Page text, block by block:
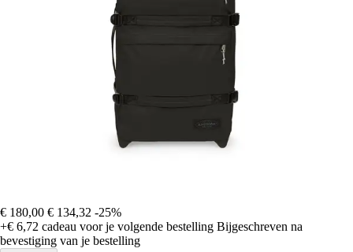
€ 180,00 € 134,32 -25%
+€ 6,72 cadeau voor je volgende bestelling Bijgeschreven na
bevestiging van je bestelling